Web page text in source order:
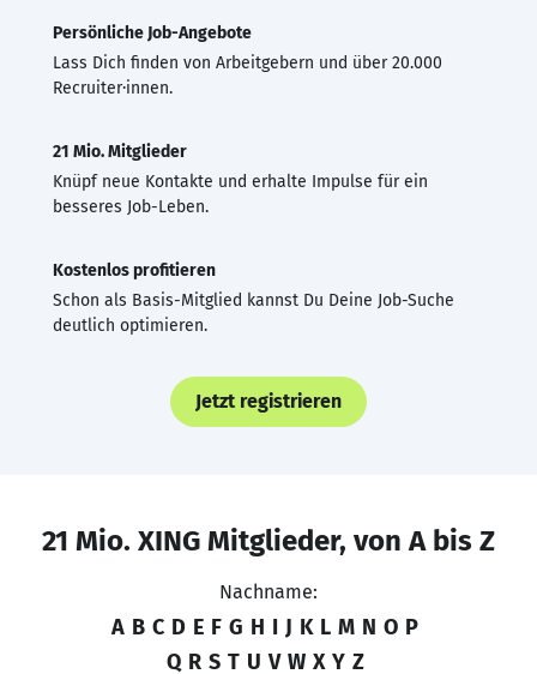
Persönliche Job-Angebote
Lass Dich finden von Arbeitgebern und über 20.000
Recruiter·innen.
21 Mio. Mitglieder
Knüpf neue Kontakte und erhalte Impulse für ein
besseres Job-Leben.
Kostenlos profitieren
Schon als Basis-Mitglied kannst Du Deine Job-Suche
deutlich optimieren.
Jetzt registrieren
21 Mio. XING Mitglieder, von A bis Z
Nachname:
A B C D E F G H I J K L M N O P
Q R S T U V W X Y Z